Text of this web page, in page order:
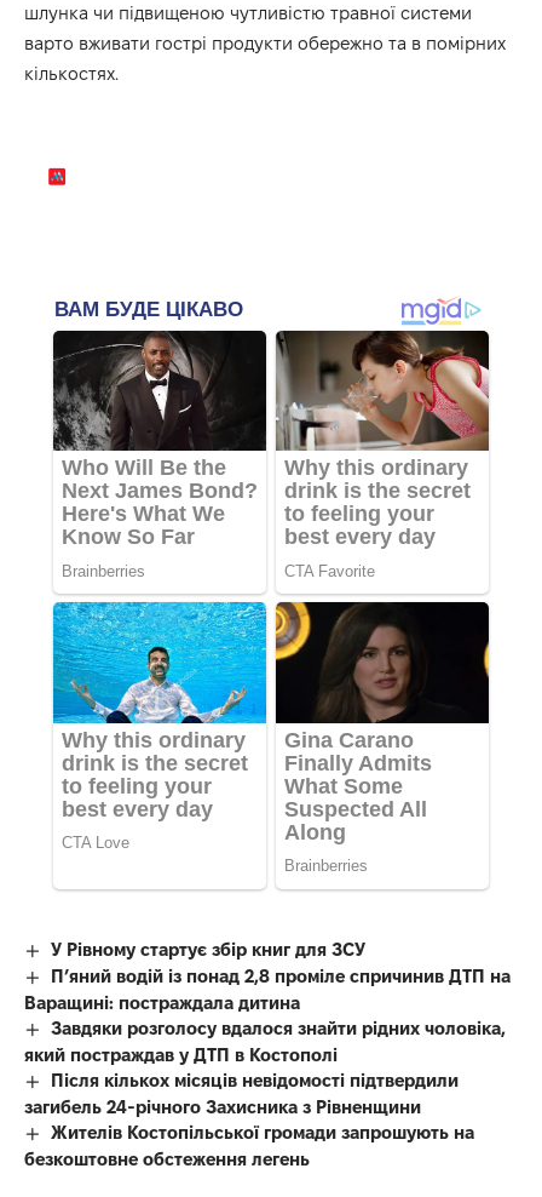
шлунка чи підвищеною чутливістю травної системи
варто вживати гострі продукти обережно та в помірних
кількостях.
У Рівному стартує збір книг для ЗСУ
П’яний водій із понад 2,8 проміле спричинив ДТП на
Варащині: постраждала дитина
Завдяки розголосу вдалося знайти рідних чоловіка,
який постраждав у ДТП в Костополі
Після кількох місяців невідомості підтвердили
загибель 24-річного Захисника з Рівненщини
Жителів Костопільської громади запрошують на
безкоштовне обстеження легень